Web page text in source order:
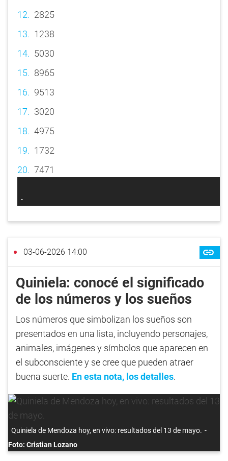
2825
1238
5030
8965
9513
3020
4975
1732
7471
03-06-2026 14:00
Quiniela: conocé el significado
de los números y los sueños
Los números que simbolizan los sueños son
presentados en una lista, incluyendo personajes,
animales, imágenes y símbolos que aparecen en
el subconsciente y se cree que pueden atraer
buena suerte. En esta nota, los detalles.
Quiniela de Mendoza hoy, en vivo: resultados del 13 de mayo.
Foto: Cristian Lozano